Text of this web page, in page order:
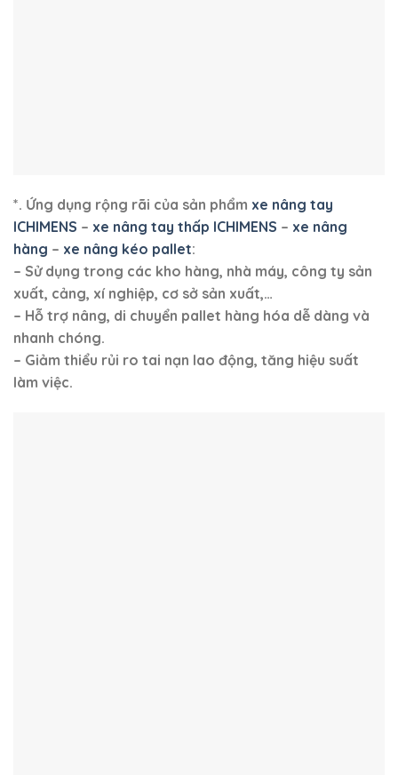
*. Ứng dụng rộng rãi của sản phẩm xe nâng tay
ICHIMENS – xe nâng tay thấp ICHIMENS – xe nâng
hàng – xe nâng kéo pallet:
– Sử dụng trong các kho hàng, nhà máy, công ty sản
xuất, cảng, xí nghiệp, cơ sở sản xuất,…
– Hỗ trợ nâng, di chuyển pallet hàng hóa dễ dàng và
nhanh chóng.
– Giảm thiểu rủi ro tai nạn lao động, tăng hiệu suất
làm việc.